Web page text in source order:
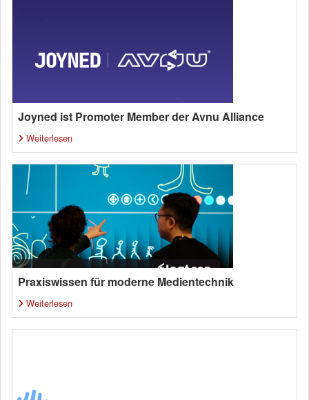
Joyned ist Promoter Member der Avnu Alliance
Weiterlesen
Praxiswissen für moderne Medientechnik
Weiterlesen